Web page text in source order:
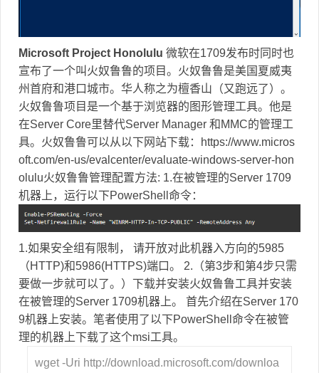
Microsoft Project Honolulu 微软在1709发布时同时也
宣布了一个叫火奴鲁鲁的项目。火奴鲁鲁是美国夏威夷
州首府和港口城市。华人称之为檀香山（又跑远了）。
火奴鲁鲁项目是一个基于浏览器的图形管理工具。他是
在Server Core里替代Server Manager 和MMC的管理工
具。火奴鲁鲁可以从以下网站下载：https://www.micros
oft.com/en-us/evalcenter/evaluate-windows-server-hon
olulu火奴鲁鲁管理配置方法: 1.在被管理的Server 1709
机器上，运行以下PowerShell命令：
1.如果安全组有限制， 请开放对此机器入方向的5985
（HTTP)和5986(HTTPS)端口。 2.（第3步和第4步只需
要做一步就可以了。）下载并安装火奴鲁鲁工具并安装
在被管理的Server 1709机器上。 首先介绍在Server 170
9机器上安装。笔者使用了以下PowerShell命令在被管
理的机器上下载了这个msi工具。
wget -Uri http://download.microsoft.com/downloa